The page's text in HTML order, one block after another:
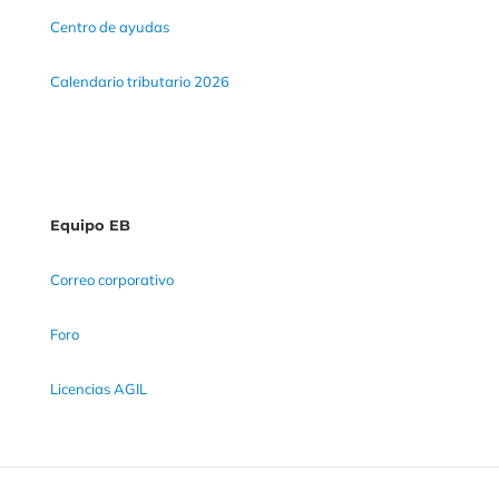
Centro de ayudas
Calendario tributario 2026
Equipo EB
Correo corporativo
Foro
Licencias AGIL